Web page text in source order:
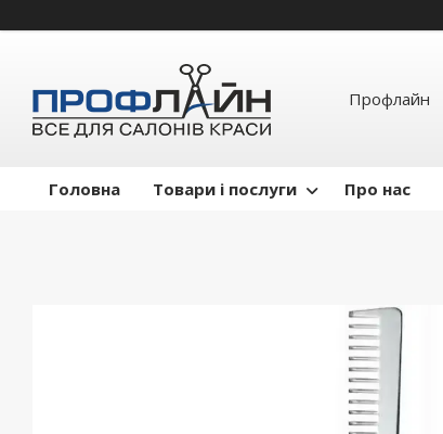
Профлайн
Головна Товари і послуги Про нас